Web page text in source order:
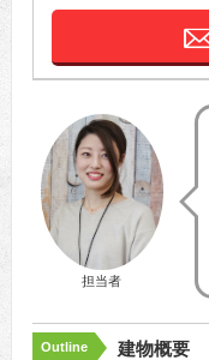
担当者
Outline 建物概要